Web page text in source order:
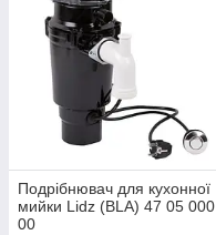
Подрібнювач для кухонної
мийки Lidz (BLA) 47 05 000
00